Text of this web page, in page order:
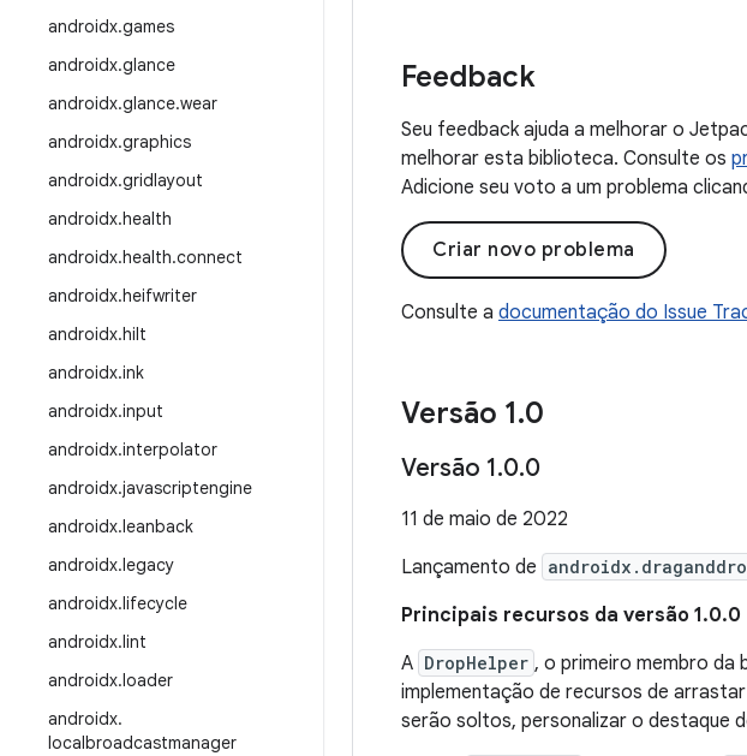
androidx.games
androidx.glance
androidx.glance.wear
androidx.graphics
androidx.gridlayout
androidx.health
androidx.health.connect
androidx.heifwriter
androidx.hilt
androidx.ink
androidx.input
androidx.interpolator
androidx.javascriptengine
androidx.leanback
androidx.legacy
androidx.lifecycle
androidx.lint
androidx.loader
androidx.
localbroadcastmanager
Feedback
Seu feedback ajuda a melhorar o
melhorar esta biblioteca. Consulte os
Adicione seu voto a um problema
Criar novo problema
Consulte a documentação do Issue
Versão 1.0
Versão 1.0.0
11 de maio de 2022
Lançamento de
Principais recursos da versão 1.0.0
A DropHelper , o primeiro membro da
implementação de recursos de
serão soltos, personalizar o destaque